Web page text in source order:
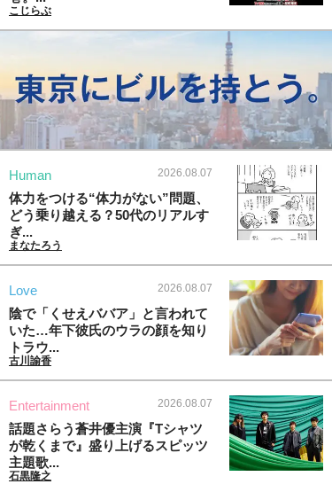
こじらぶ
Human 2026.08.07
体力をつける“体力がない”問題、
どう乗り越える？50代のリアルす
ぎ...
まなたろう
Love 2026.08.07
陰で「くせえババア」と言われて
いた…年下彼氏のウラの顔を知り
トラウ...
古川諭香
Entertainment 2026.08.07
話題さらう蒼井優主演『Tシャツ
が乾くまで』盛り上げるスピッツ
主題歌...
石黒隆之